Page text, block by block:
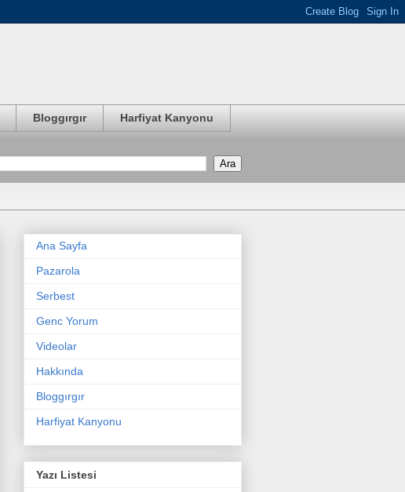
Bloggırgır Harfiyat Kanyonu
Ana Sayfa
Pazarola
Serbest
Genc Yorum
Videolar
Hakkında
Bloggırgır
Harfiyat Kanyonu
Yazı Listesi